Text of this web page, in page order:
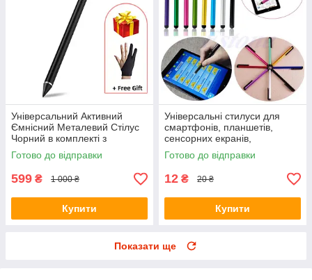
Універсальний Активний
Ємнісний Металевий Стілус
Чорний в комплекті з
рукавичкою для телефону,
планшета
Готово до відправки
599 ₴ 1 000 ₴
Купити
Універсальні стилуси для
смартфонів, планшетів,
сенсорних екранів,
електронних книг, для
малювання, графіки.
Готово до відправки
12 ₴ 20 ₴
Купити
Показати ще